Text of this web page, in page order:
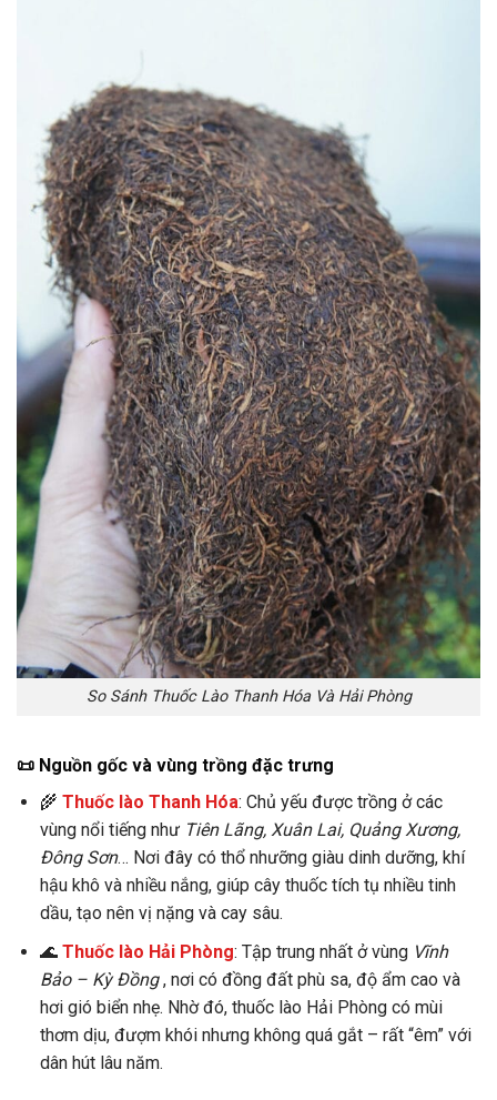
So Sánh Thuốc Lào Thanh Hóa Và Hải Phòng
📜 Nguồn gốc và vùng trồng đặc trưng
🌾 Thuốc lào Thanh Hóa: Chủ yếu được trồng ở các
vùng nổi tiếng như Tiên Lãng, Xuân Lai, Quảng Xương,
Đông Sơn… Nơi đây có thổ nhưỡng giàu dinh dưỡng, khí
hậu khô và nhiều nắng, giúp cây thuốc tích tụ nhiều tinh
dầu, tạo nên vị nặng và cay sâu.
🌊 Thuốc lào Hải Phòng: Tập trung nhất ở vùng Vĩnh
Bảo – Kỳ Đồng, nơi có đồng đất phù sa, độ ẩm cao và
hơi gió biển nhẹ. Nhờ đó, thuốc lào Hải Phòng có mùi
thơm dịu, đượm khói nhưng không quá gắt – rất “êm” với
dân hút lâu năm.